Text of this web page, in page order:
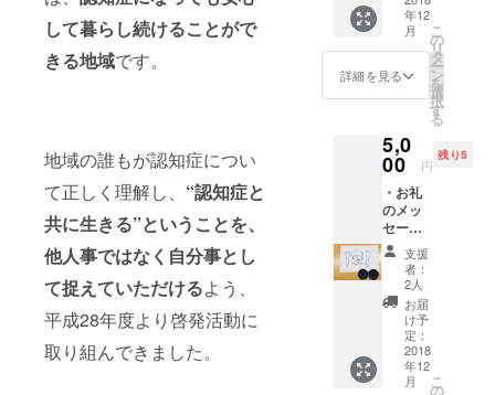
して暮らし続けることがで
きる地域です。
地域の誰もが認知症につい
て正しく理解し、 “認知症と
共に生きる”ということを、
他人事ではなく自分事とし
て捉えていただけるよう、
平成28年度より啓発活動に
取り組んできました。
フェ飲
食券：
有田川
町地域
ALEC内
のオレ
ンジカ
フェで
のご飲
食チ
ケット
300円分
をお送
りしま
す（有
効期限
2019年
6月30
日）。
・コー
をお送
りしま
す。 ・
イベン
ト実施
報告
とも
2018で
の啓発
の様子
につい
て記載
した報
告書を
お送り
いたし
ます。
・オレ
ンジカ
フェ飲
食券：
年12
月
詳細を見る
こ
の
リ
タ
ー
ン
を
選
択
す
る
5,0
00 円
残り5
・お礼
のメッ
セー
ジ：温
かいご
支援に
対する
お礼の
メッ
セージ
をお送
りしま
支援
者：
2人
お届
け予
定：
2018
年12
月
こ
の